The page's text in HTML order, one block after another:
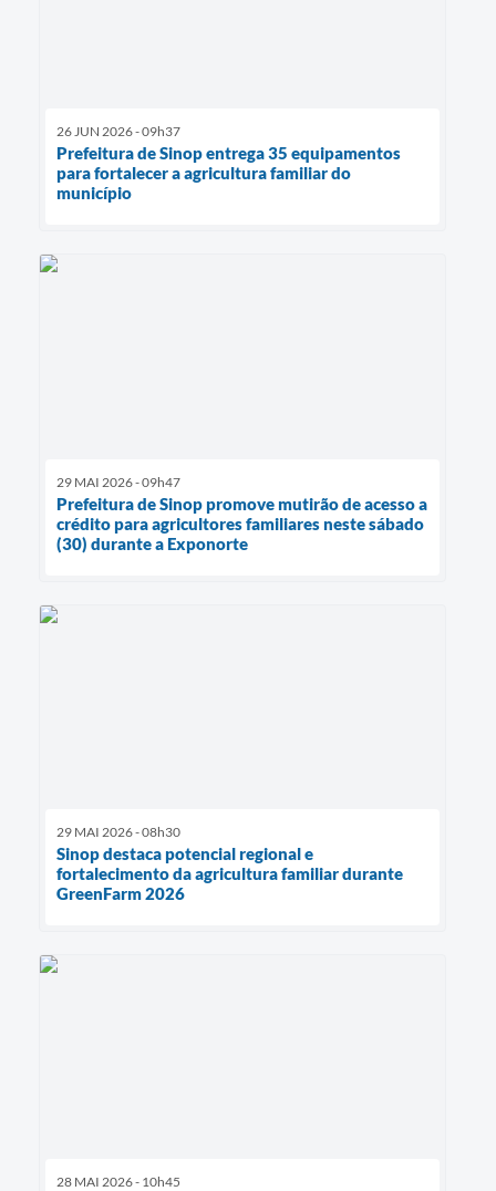
26 JUN 2026 - 09h37
Prefeitura de Sinop entrega 35 equipamentos
para fortalecer a agricultura familiar do
município
29 MAI 2026 - 09h47
Prefeitura de Sinop promove mutirão de acesso a
crédito para agricultores familiares neste sábado
(30) durante a Exponorte
29 MAI 2026 - 08h30
Sinop destaca potencial regional e
fortalecimento da agricultura familiar durante
GreenFarm 2026
28 MAI 2026 - 10h45